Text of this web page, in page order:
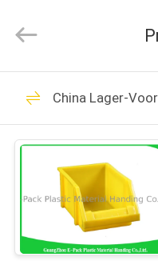
HAUSE
PRODUKTE
UNS
2025
Material
Co.,Ltd..
Reserved.
China Lager-